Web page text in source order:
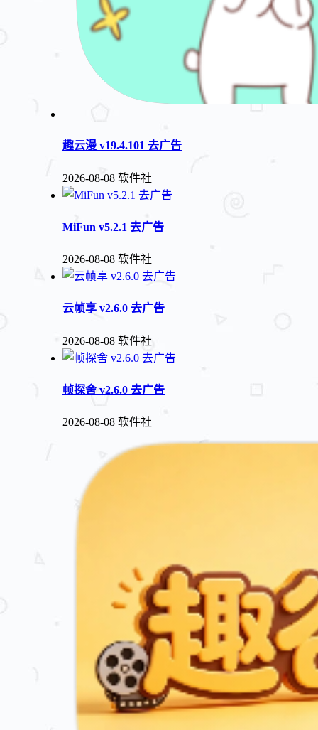
趣云漫 v19.4.101 去广告
2026-08-08 软件社
MiFun v5.2.1 去广告
2026-08-08 软件社
云帧享 v2.6.0 去广告
2026-08-08 软件社
帧探舍 v2.6.0 去广告
2026-08-08 软件社